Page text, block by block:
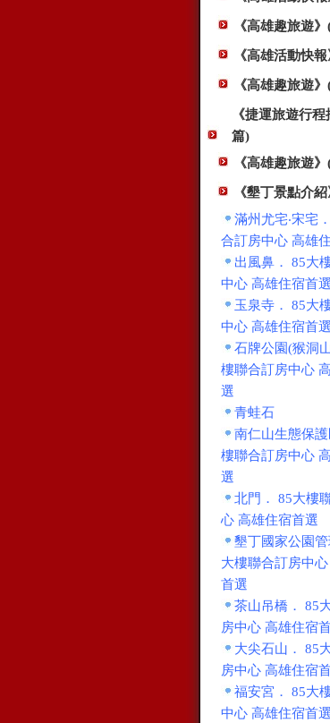
《高雄趣旅遊
《高雄活動快
《高雄趣旅遊
《捷運旅遊行
篇)
《高雄趣旅遊
《墾丁景點介
滿州尤宅‧宋宅
合訂房中心 高雄
出風鼻． 85大
中心 高雄住宿首選
玉泉寺． 85大
中心 高雄住宿首選
石牌公園(猴洞
樓聯合訂房中心
選
青蛙石
南仁山生態保
樓聯合訂房中心
選
北門． 85大樓
心 高雄住宿首選
墾丁國家公園
大樓聯合訂房中
首選
茶山吊橋． 85
房中心 高雄住宿
大尖石山． 85
房中心 高雄住宿
福安宮． 85大
中心 高雄住宿首選